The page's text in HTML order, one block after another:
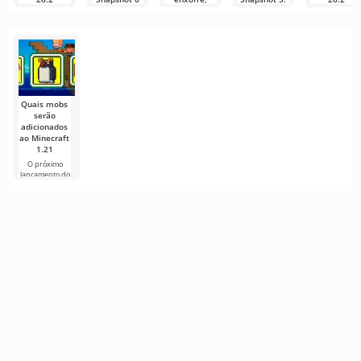
6, os
desenvolvedores
Quais mobs
serão
adicionados
ao Minecraft
1.21
O próximo
lançamento do